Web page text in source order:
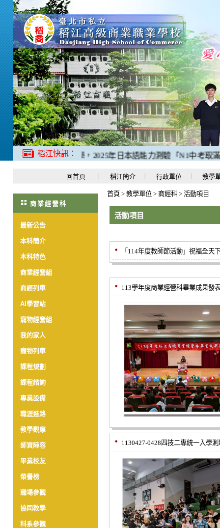
稻江快訊：
應日科羅O程同學，2025年日本語能力測驗「N1中考取滿分
回首頁 稻江簡介 行政單位 教學
商業經營科
最新公告
本科簡介
本科特色
商業經營組
商經列車
AI學習站
寵物經營組
我的家人
寵物列車
課程規劃
課程諮詢
專業設備
職涯進路
教學觀摩
師資陣容
畢業校友
榮譽榜
職場參觀
協同教學
科系參觀
首頁 > 教學單位 > 商經科 > 活動項目
活動項目
「114年度教師節活動」祝福全天
113學年度商業經營科畢業成果發
1130427-0428四技二專統一入學測